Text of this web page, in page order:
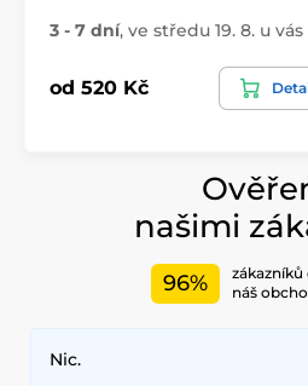
3 - 7 dní, ve středu 19. 8. u vás
od 520 Kč
našimi
96%
náš
Nic.